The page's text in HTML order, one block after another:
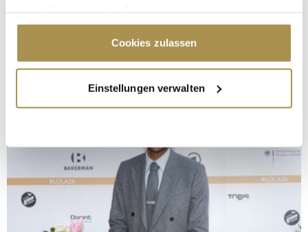
Cookie-Erklärung oder durch Klicken auf das Privacy
Trigger Symbol ändern oder widerrufen
Informationen über Ihre geografische Lage
erfassen, welche bis auf einige Meter genau sein
bestimmten Merkmalen (Fingerprinting) identifizieren
Erfahren Sie mehr darüber, wie Ihre persönlichen Daten
verarbeitet werden, und legen Sie Ihre Präferenzen im
Abschnitt Einzelheitenfest.
Cookies zulassen
Einstellungen verwalten